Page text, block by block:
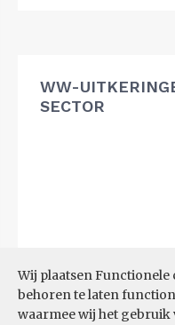
Wij plaatsen Functionele
behoren te laten
waarmee wij het gebruik
WW-
SECTOR